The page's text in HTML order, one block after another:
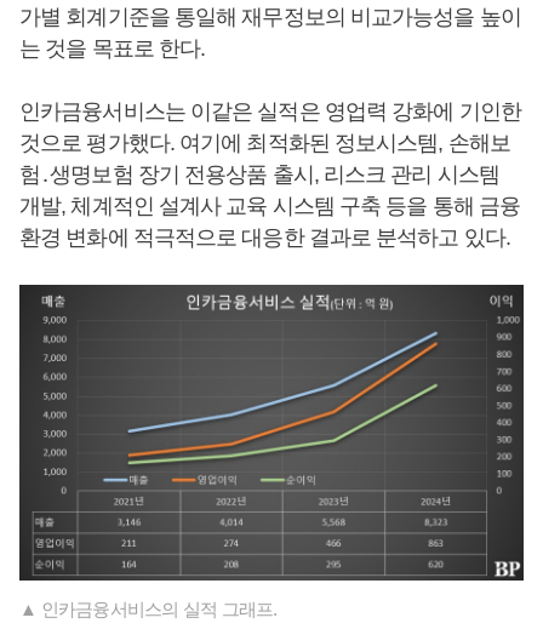
가별 회계기준을 통일해 재무정보의 비교가능성을 높이
는 것을 목표로 한다.
인카금융서비스는 이같은 실적은 영업력 강화에 기인한
것으로 평가했다. 여기에 최적화된 정보시스템, 손해보
험․생명보험 장기 전용상품 출시, 리스크 관리 시스템
개발, 체계적인 설계사 교육 시스템 구축 등을 통해 금융
환경 변화에 적극적으로 대응한 결과로 분석하고 있다.
▲ 인카금융서비스의 실적 그래프.